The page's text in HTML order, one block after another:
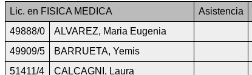
Lic. en FISICA MEDICA Asistencia
49888/0
ALVAREZ, Maria Eugenia
49909/5
BARRUETA, Yemis
51411/4
CALCAGNI, Laura